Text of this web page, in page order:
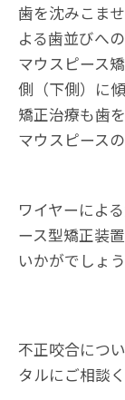
歯を沈みこま
よる歯並びへ
マウスピース
側（下側）に
矯正治療も歯
マウスピース
ワイヤーによ
ース型矯正装
いかがでしょう
不正咬合につ
タルにご相談